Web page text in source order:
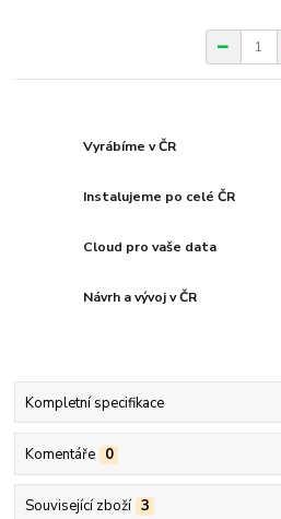
Vyrábíme v ČR
Instalujeme po celé ČR
Cloud pro vaše data
Návrh a vývoj v ČR
Kompletní specifikace
Komentáře 0
Související zboží 3